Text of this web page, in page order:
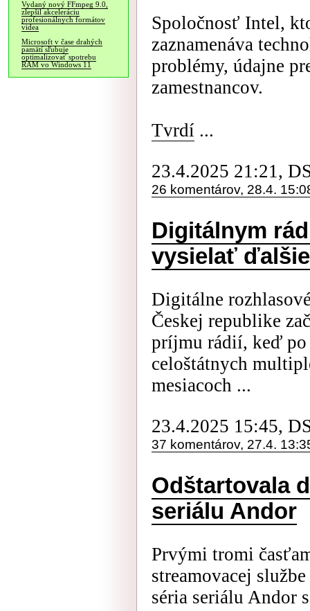
Vydaný nový FFmpeg 9.0,
zlepšil akceleráciu
profesionálnych formátov
videa
Microsoft v čase drahých
pamätí sľubuje
optimalizovať spotrebu
RAM vo Windows 11
Spoločnosť Intel,
zaznamenáva
problémy, údajne
zamestnancov.
Tvrdí ...
23.4.2025 21:21,
26 komentárov, 28.4.
Digitálnym
vysielať
Digitálne
Českej republike
príjmu rádií, keď po
celoštátnych
mesiacoch ...
23.4.2025 15:45,
37 komentárov, 27.4.
Odštartovala
seriálu Andor
Prvými tromi
streamovacej
séria seriálu Andor